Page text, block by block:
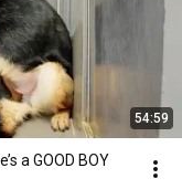
54:59
a GOOD BOY